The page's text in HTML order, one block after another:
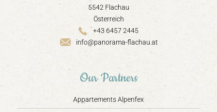
5542 Flachau
Österreich
+43 6457 2445
info@panorama-flachau.at
Our Partners
Appartements Alpenfex